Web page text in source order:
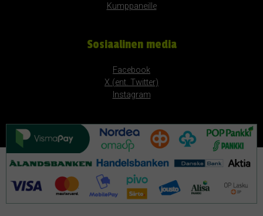
Kumppaneille
Sosiaalinen media
Facebook
X (ent. Twitter)
Instagram